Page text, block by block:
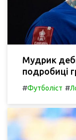
Мудрик
подробиці
#Футболіст #